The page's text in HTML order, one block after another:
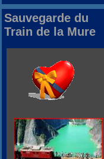
Sauvegarde du
Train de la Mure